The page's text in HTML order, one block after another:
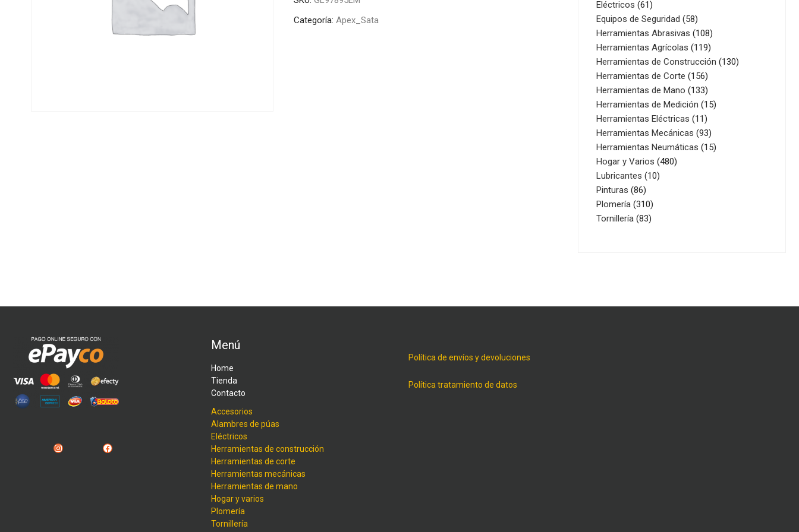
Categoría: Apex_Sata
Eléctricos 6161
productos
Equipos de Seguridad 5858
productos
Herramientas Abrasivas 108108
productos
Herramientas Agrícolas 119119
productos
Herramientas de Construcción 130130
Herramientas de Corte 156156
productos
Herramientas de Mano 133133
productos
Herramientas de Medición 1515
Herramientas Eléctricas 1111
productos
Herramientas Mecánicas 9393
productos
Herramientas Neumáticas 1515
Hogar y Varios 480480
Lubricantes 1010
Pinturas 8686
productos
Plomería 310310
productos
Tornillería 8383
Instagram Facebook
Menú
Home
Tienda
Contacto
Accesorios
Alambres de púas
Eléctricos
Herramientas de construcción
Herramientas de corte
Herramientas mecánicas
Herramientas de mano
Hogar y varios
Plomería
Tornillería
Política de envíos y devoluciones
Política tratamiento de datos